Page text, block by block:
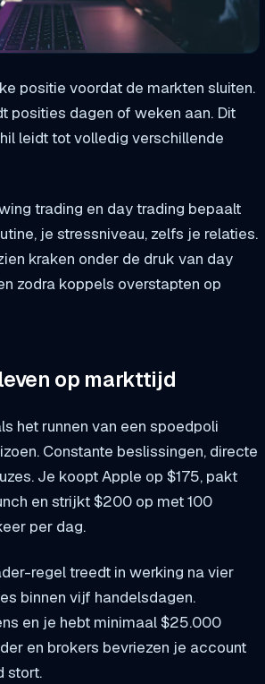
positie voordat de markten sluiten.
posities dagen of weken aan. Dit
leidt tot volledig verschillende
trading en day trading bepaalt
je stressniveau, zelfs je relaties.
kraken onder de druk van day
zodra koppels overstapten op
op markttijd
het runnen van een spoedpoli
Constante beslissingen, directe
Je koopt Apple op $175, pakt
en strijkt $200 op met 100
per dag.
regel treedt in werking na vier
binnen vijf handelsdagen.
en je hebt minimaal $25.000
en brokers bevriezen je account
stort.